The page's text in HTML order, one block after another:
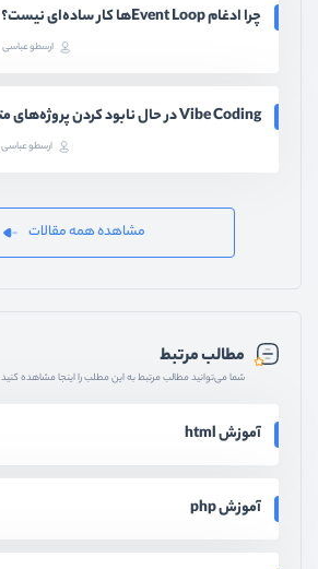
چرا ادغام Event Loopها کار ساده‌ای نیست؟
ارسطو عباسی
Vibe Coding در حال نابود کردن پروژه‌های متن‌باز است
ارسطو عباسی
مشاهده همه مقالات
مطالب مرتبط
شما می‌توانید مطالب مرتبط به این مطلب را اینجا مشاهده کنید
آموزش html
آموزش php